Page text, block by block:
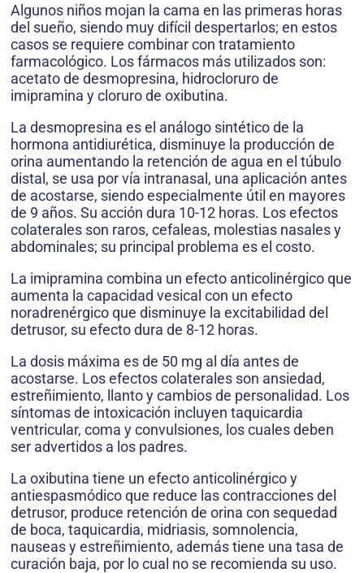
Algunos niños mojan la cama en las primeras horas
del sueño, siendo muy difícil despertarlos; en estos
casos se requiere combinar con tratamiento
farmacológico. Los fármacos más utilizados son:
acetato de desmopresina, hidrocloruro de
imipramina y cloruro de oxibutina.
La desmopresina es el análogo sintético de la
hormona antidiurética, disminuye la producción de
orina aumentando la retención de agua en el túbulo
distal, se usa por vía intranasal, una aplicación antes
de acostarse, siendo especialmente útil en mayores
de 9 años. Su acción dura 10-12 horas. Los efectos
colaterales son raros, cefaleas, molestias nasales y
abdominales; su principal problema es el costo.
La imipramina combina un efecto anticolinérgico que
aumenta la capacidad vesical con un efecto
noradrenérgico que disminuye la excitabilidad del
detrusor, su efecto dura de 8-12 horas.
La dosis máxima es de 50 mg al día antes de
acostarse. Los efectos colaterales son ansiedad,
estreñimiento, llanto y cambios de personalidad. Los
síntomas de intoxicación incluyen taquicardia
ventricular, coma y convulsiones, los cuales deben
ser advertidos a los padres.
La oxibutina tiene un efecto anticolinérgico y
antiespasmódico que reduce las contracciones del
detrusor, produce retención de orina con sequedad
de boca, taquicardia, midriasis, somnolencia,
nauseas y estreñimiento, además tiene una tasa de
curación baja, por lo cual no se recomienda su uso.